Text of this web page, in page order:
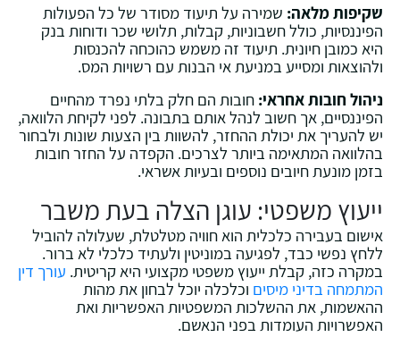
שקיפות מלאה: שמירה על תיעוד מסודר של כל הפעולות
הפיננסיות, כולל חשבוניות, קבלות, תלושי שכר ודוחות בנק
היא כמובן חיונית. תיעוד זה משמש כהוכחה להכנסות
ולהוצאות ומסייע במניעת אי הבנות עם רשויות המס.
ניהול חובות אחראי: חובות הם חלק בלתי נפרד מהחיים
הפיננסיים, אך חשוב לנהל אותם בתבונה. לפני לקיחת הלוואה,
יש להעריך את יכולת ההחזר, להשוות בין הצעות שונות ולבחור
בהלוואה המתאימה ביותר לצרכים. הקפדה על החזר חובות
בזמן מונעת חיובים נוספים ובעיות אשראי.
ייעוץ משפטי: עוגן הצלה בעת משבר
אישום בעבירה כלכלית הוא חוויה מטלטלת, שעלולה להוביל
ללחץ נפשי כבד, לפגיעה במוניטין ולעתיד כלכלי לא ברור.
במקרה כזה, קבלת ייעוץ משפטי מקצועי היא קריטית. עורך דין
המתמחה בדיני מיסים וכלכלה יוכל לבחון את מהות
ההאשמות, את ההשלכות המשפטיות האפשריות ואת
האפשרויות העומדות בפני הנאשם.